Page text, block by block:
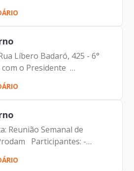
Civil) Francisco de Padovan
da Prodam)
Líbero Badaró, 425 - 6°
com o Presidente
Forbes – Presidente |
Prodam-SP
Reunião Semanal de
Participantes: -
Presidente | Prodam-SP -
da Presidência |